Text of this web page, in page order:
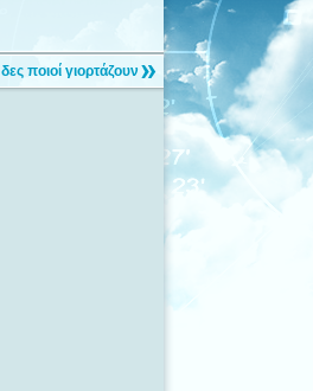
δες ποιοί γιορτάζουν